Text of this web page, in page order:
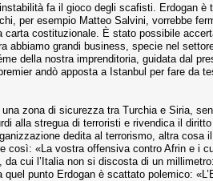
fa il gioco degli scafisti. Erdogan è
per esempio Matteo Salvini, vorrebbe
costituzionale. È stato possibile
grandi business, specie nel
della nostra imprenditoria, guidata dal
andò apposta a Istanbul per fare da
zona di sicurezza tra Turchia e Siria,
alla stregua di terroristi e rivendica il
dedita al terrorismo, altra cosa
«La vostra offensiva contro Afrin e i
cui l’Italia non si discosta di un
punto Erdogan è scattato polemico: